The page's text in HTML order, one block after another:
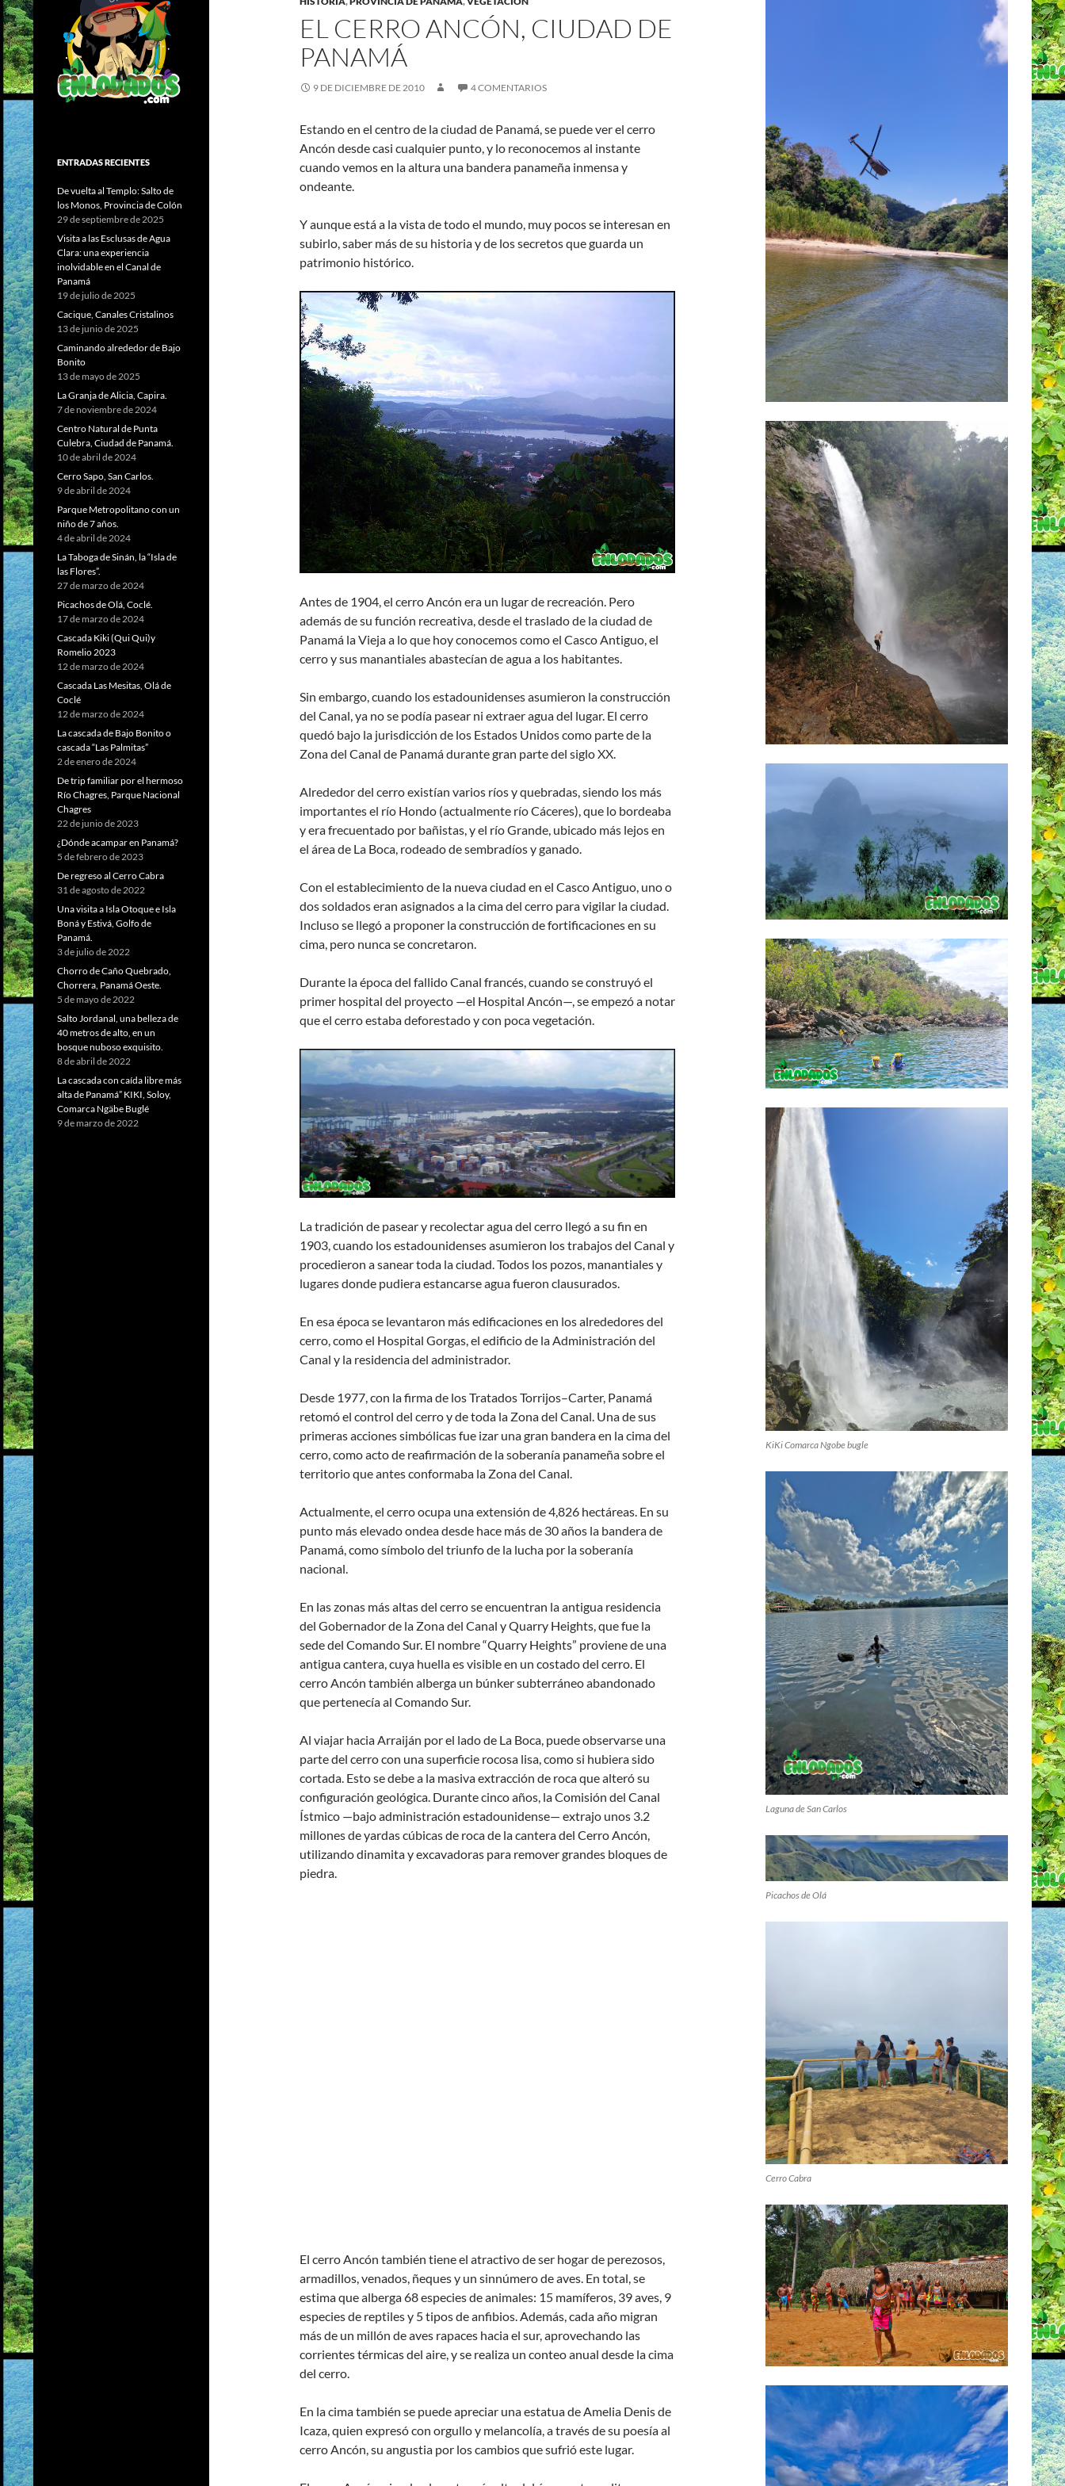
EL CERRO ANCÓN, CIUDAD DE
PANAMÁ
9 DE DICIEMBRE DE 2010 4 COMENTARIOS
Estando en el centro de la ciudad de Panamá, se puede ver el cerro
Ancón desde casi cualquier punto, y lo reconocemos al instante
cuando vemos en la altura una bandera panameña inmensa y
ondeante.
Y aunque está­ a la vista de todo el mundo, muy pocos se interesan en
subirlo, saber más de su historia y de los secretos que guarda un
patrimonio histórico.
Antes de 1904, el cerro Ancón era un lugar de recreación. Pero
además de su función recreativa, desde el traslado de la ciudad de
Panamá la Vieja a lo que hoy conocemos como el Casco Antiguo, el
cerro y sus manantiales abastecían de agua a los habitantes.
Sin embargo, cuando los estadounidenses asumieron la construcción
del Canal, ya no se podía pasear ni extraer agua del lugar. El cerro
quedó bajo la jurisdicción de los Estados Unidos como parte de la
Zona del Canal de Panamá durante gran parte del siglo XX.
Alrededor del cerro existían varios ríos y quebradas, siendo los más
importantes el río Hondo (actualmente río Cáceres), que lo bordeaba
y era frecuentado por bañistas, y el río Grande, ubicado más lejos en
el área de La Boca, rodeado de sembradíos y ganado.
Con el establecimiento de la nueva ciudad en el Casco Antiguo, uno o
dos soldados eran asignados a la cima del cerro para vigilar la ciudad.
Incluso se llegó a proponer la construcción de fortificaciones en su
cima, pero nunca se concretaron.
Durante la época del fallido Canal francés, cuando se construyó el
primer hospital del proyecto —el Hospital Ancón—, se empezó a notar
que el cerro estaba deforestado y con poca vegetación.
La tradición de pasear y recolectar agua del cerro llegó a su fin en
1903, cuando los estadounidenses asumieron los trabajos del Canal y
procedieron a sanear toda la ciudad. Todos los pozos, manantiales y
lugares donde pudiera estancarse agua fueron clausurados.
En esa época se levantaron más edificaciones en los alrededores del
cerro, como el Hospital Gorgas, el edificio de la Administración del
Canal y la residencia del administrador.
Desde 1977, con la firma de los Tratados Torrijos–Carter, Panamá
retomó el control del cerro y de toda la Zona del Canal. Una de sus
primeras acciones simbólicas fue izar una gran bandera en la cima del
cerro, como acto de reafirmación de la soberanía panameña sobre el
territorio que antes conformaba la Zona del Canal.
Actualmente, el cerro ocupa una extensión de 4,826 hectáreas. En su
punto más elevado ondea desde hace más de 30 años la bandera de
Panamá, como símbolo del triunfo de la lucha por la soberanía
nacional.
En las zonas más altas del cerro se encuentran la antigua residencia
del Gobernador de la Zona del Canal y Quarry Heights, que fue la
sede del Comando Sur. El nombre “Quarry Heights” proviene de una
antigua cantera, cuya huella es visible en un costado del cerro. El
cerro Ancón también alberga un búnker subterráneo abandonado
que pertenecía al Comando Sur.
Al viajar hacia Arraiján por el lado de La Boca, puede observarse una
parte del cerro con una superficie rocosa lisa, como si hubiera sido
cortada. Esto se debe a la masiva extracción de roca que alteró su
configuración geológica. Durante cinco años, la Comisión del Canal
Ístmico —bajo administración estadounidense— extrajo unos 3.2
millones de yardas cúbicas de roca de la cantera del Cerro Ancón,
utilizando dinamita y excavadoras para remover grandes bloques de
piedra.
El cerro Ancón también tiene el atractivo de ser hogar de perezosos,
armadillos, venados, ñeques y un sinnúmero de aves. En total, se
estima que alberga 68 especies de animales: 15 mamíferos, 39 aves, 9
especies de reptiles y 5 tipos de anfibios. Además, cada año migran
más de un millón de aves rapaces hacia el sur, aprovechando las
corrientes térmicas del aire, y se realiza un conteo anual desde la cima
del cerro.
En la cima también se puede apreciar una estatua de Amelia Denis de
Icaza, quien expresó con orgullo y melancolía, a través de su poesía al
cerro Ancón, su angustia por los cambios que sufrió este lugar.
KiKi Comarca Ngobe bugle
Laguna de San Carlos
Picachos de Olá
Cerro Cabra
ENTRADAS RECIENTES
De vuelta al Templo: Salto de
los Monos, Provincia de Colón
29 de septiembre de 2025
Visita a las Esclusas de Agua
Clara: una experiencia
inolvidable en el Canal de
Panamá
19 de julio de 2025
Cacique, Canales Cristalinos
13 de junio de 2025
Caminando alrededor de Bajo
Bonito
13 de mayo de 2025
La Granja de Alicia, Capira.
7 de noviembre de 2024
Centro Natural de Punta
Culebra, Ciudad de Panamá.
10 de abril de 2024
Cerro Sapo, San Carlos.
9 de abril de 2024
Parque Metropolitano con un
niño de 7 años.
4 de abril de 2024
La Taboga de Sinán, la “Isla de
las Flores”.
27 de marzo de 2024
Picachos de Olá, Coclé.
17 de marzo de 2024
Cascada Kiki (Qui Qui)y
Romelio 2023
12 de marzo de 2024
Cascada Las Mesitas, Olá de
Coclé
12 de marzo de 2024
La cascada de Bajo Bonito o
cascada “Las Palmitas”
2 de enero de 2024
De trip familiar por el hermoso
Río Chagres, Parque Nacional
Chagres
22 de junio de 2023
¿Dónde acampar en Panamá?
5 de febrero de 2023
De regreso al Cerro Cabra
31 de agosto de 2022
Una visita a Isla Otoque e Isla
Boná y Estivá, Golfo de
Panamá.
3 de julio de 2022
Chorro de Caño Quebrado,
Chorrera, Panamá Oeste.
5 de mayo de 2022
Salto Jordanal, una belleza de
40 metros de alto, en un
bosque nuboso exquisito.
8 de abril de 2022
La cascada con caída libre más
alta de Panamá” KIKI, Soloy,
Comarca Ngäbe Buglé
9 de marzo de 2022